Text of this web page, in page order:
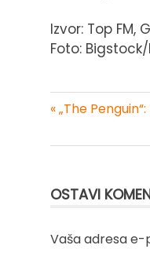
Izvor: Top FM,
Foto:
« „The
OSTAVI
Vaša adresa